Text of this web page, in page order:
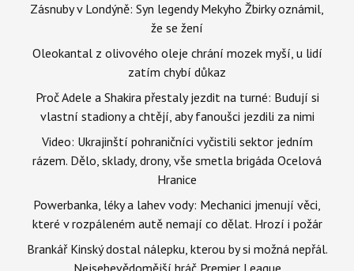
Zásnuby v Londýně: Syn legendy Mekyho Žbirky oznámil,
že se žení
Oleokantal z olivového oleje chrání mozek myší, u lidí
zatím chybí důkaz
Proč Adele a Shakira přestaly jezdit na turné: Budují si
vlastní stadiony a chtějí, aby fanoušci jezdili za nimi
Video: Ukrajinští pohraničníci vyčistili sektor jedním
rázem. Dělo, sklady, drony, vše smetla brigáda Ocelová
Hranice
Powerbanka, léky a lahev vody: Mechanici jmenují věci,
které v rozpáleném autě nemají co dělat. Hrozí i požár
Brankář Kinský dostal nálepku, kterou by si možná nepřál.
Nejsebevědomější hráč Premier League